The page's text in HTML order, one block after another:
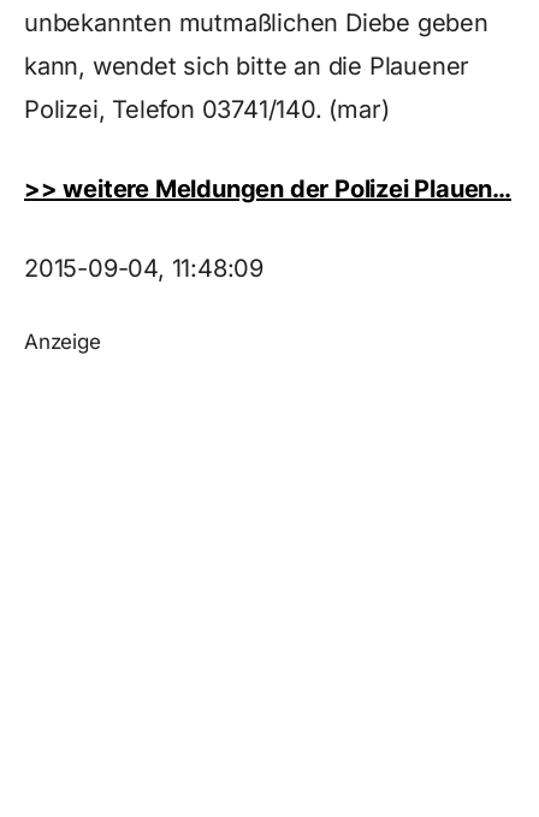
unbekannten mutmaßlichen Diebe geben
kann, wendet sich bitte an die Plauener
Polizei, Telefon 03741/140. (mar)
>> weitere Meldungen der Polizei Plauen…
2015-09-04, 11:48:09
Anzeige